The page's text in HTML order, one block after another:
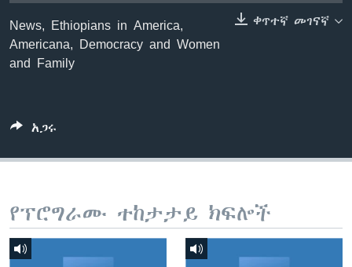
ቋንቋዎች
ቀጥተኛ መገናኛ
News, Ethiopians in America,
Americana, Democracy and Women
and Family
አጋሩ
የፕሮግራሙ ተከታታይ ክፍሎች